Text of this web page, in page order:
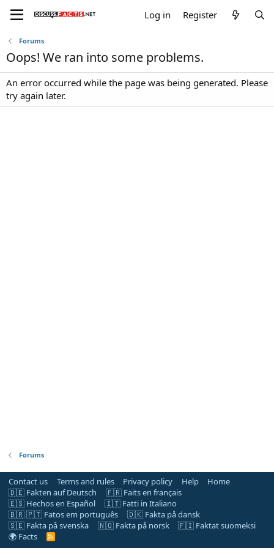
Log in Register
Forums
Oops! We ran into some problems.
An error occurred while the page was being generated. Please
try again later.
Forums
Contact us Terms and rules Privacy policy Help
Home
🇩🇪 Fakten auf Deutsch
🇫🇷 Faits en français
🇪🇸 Hechos en Español
🇮🇹 Fatti in Italiano
🇧🇷 🇵🇹 Fatos em português
🇩🇰 Fakta på dansk
🇸🇪 Fakta på svenska
🇳🇴 Fakta på norsk
🇫🇮 Faktat suomeksi
🌍 Facts
R